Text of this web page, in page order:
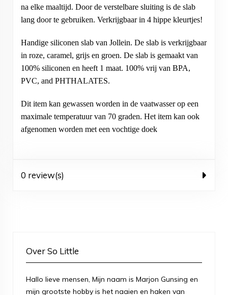
na elke maaltijd. Door de verstelbare sluiting is de slab
lang door te gebruiken. Verkrijgbaar in 4 hippe kleurtjes!
Handige siliconen slab van Jollein. De slab is verkrijgbaar
in roze, caramel, grijs en groen. De slab is gemaakt van
100% siliconen en heeft 1 maat. 100% vrij van BPA,
PVC, and PHTHALATES.
Dit item kan gewassen worden in de vaatwasser op een
maximale temperatuur van 70 graden. Het item kan ook
afgenomen worden met een vochtige doek
0 review(s)
Over So Little
Hallo lieve mensen, Mijn naam is Marjon Gunsing en
mijn grootste hobby is het naaien en haken van